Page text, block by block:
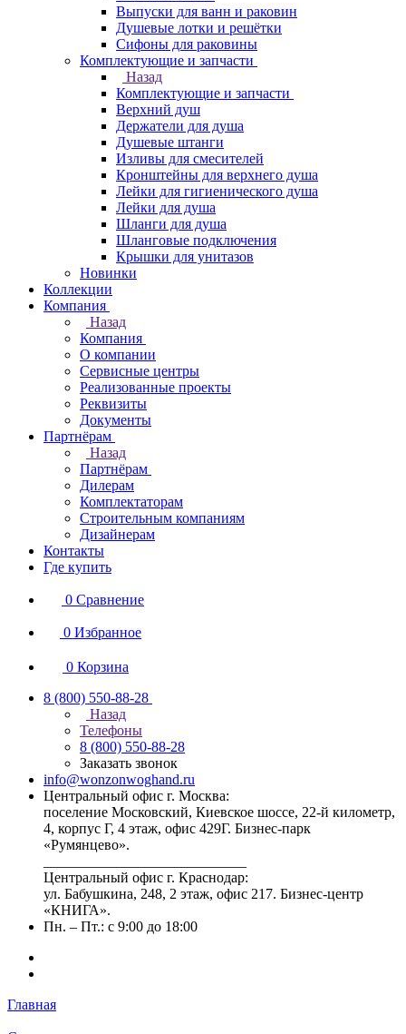
Выпуски для ванн и раковин
Душевые лотки и решётки
Сифоны для раковины
Комплектующие и запчасти
Назад
Комплектующие и запчасти
Верхний душ
Держатели для душа
Душевые штанги
Изливы для смесителей
Кронштейны для верхнего душа
Лейки для гигиенического душа
Лейки для душа
Шланги для душа
Шланговые подключения
Крышки для унитазов
Новинки
Коллекции
Компания
Назад
Компания
О компании
Сервисные центры
Реализованные проекты
Реквизиты
Документы
Партнёрам
Назад
Партнёрам
Дилерам
Комплектаторам
Строительным компаниям
Дизайнерам
Контакты
Где купить
0 Сравнение
0 Избранное
0 Корзина
8 (800) 550-88-28
Назад
Телефоны
8 (800) 550-88-28
Заказать звонок
info@wonzonwoghand.ru
Центральный офис г. Москва:
поселение Московский, Киевское шоссе, 22-й километр,
4, корпус Г, 4 этаж, офис 429Г. Бизнес-парк
«Румянцево».
Центральный офис г. Краснодар:
ул. Бабушкина, 248, 2 этаж, офис 217. Бизнес-центр
«КНИГА».
Пн. – Пт.: с 9:00 до 18:00
Главная